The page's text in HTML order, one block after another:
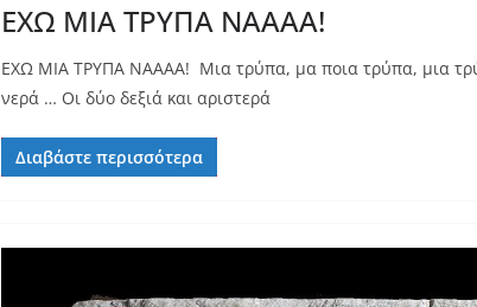
ΕΧΩ ΜΙΑ ΤΡΥΠΑ ΝΑΑΑΑ!
ΕΧΩ ΜΙΑ ΤΡΥΠΑ ΝΑΑΑΑ! Μια τρύπα, μα ποια τρύπα, μια
νερά … Οι δύο δεξιά και αριστερά
Διαβάστε περισσότερα